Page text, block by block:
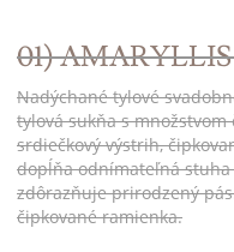
01)
Nadýchané tylové
tylová sukňa s
srdiečkový výstrih,
dopĺňa odnímateľná
zdôrazňuje prirodzený
čipkované ramienka.